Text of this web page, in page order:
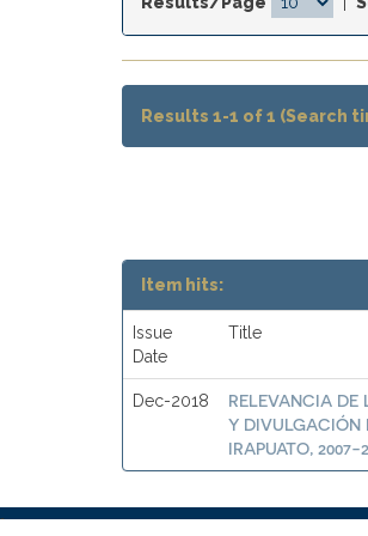
Results 1-1 of 1 (Search
Item hits:
Issue
Date
Title
Dec-2018
RELEVANCIA DE
Y DIVULGACIÓN
IRAPUATO, 2007-